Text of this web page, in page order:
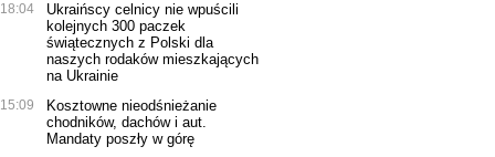
18:04
Ukraińscy celnicy nie wpuścili
kolejnych 300 paczek
świątecznych z Polski dla
naszych rodaków mieszkających
na Ukrainie
15:09
Kosztowne nieodśnieżanie
chodników, dachów i aut.
Mandaty poszły w górę